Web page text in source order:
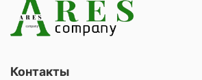
Контакты